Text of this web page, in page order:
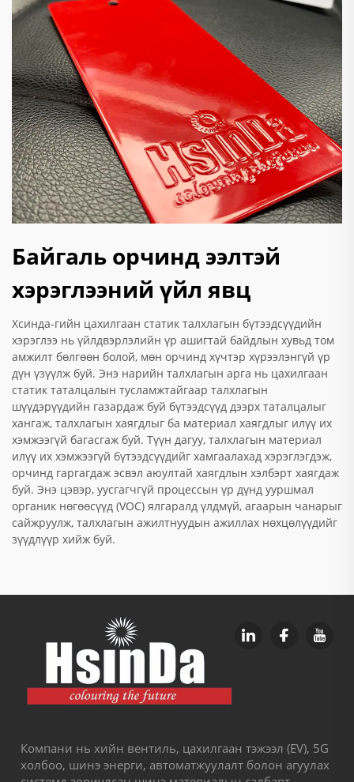
Байгаль орчинд ээлтэй
хэрэглээний үйл явц
Хсинда-гийн цахилгаан статик талхлагын бүтээдсүүдийн
хэрэглээ нь үйлдвэрлэлийн үр ашигтай байдлын хувьд том
амжилт бөлгөөн болой, мөн орчинд хүчтэр хүрээлэнгүй үр
дүн үзүүлж буй. Энэ нарийн талхлагын арга нь цахилгаан
статик таталцалын тусламжтайгаар талхлагын
шүүдэрүүдийн газардаж буй бүтээдсүүд дээрх таталцалыг
хангаж, талхлагын хаягдлыг ба материал хаягдлыг илүү их
хэмжээгүй багасгаж буй. Түүн дагуу, талхлагын материал
илүү их хэмжээгүй бүтээдсүүдийг хамгаалахад хэрэглэгдэж,
орчинд гаргагдаж эсвэл аюултай хаягдлын хэлбэрт хаягдаж
буй. Энэ цэвэр, уусгагчгүй процессын үр дүнд ууршмал
органик нөгөөсүүд (VOC) ялгаралд үлдмүй, агаарын чанарыг
сайжруулж, талхлагын ажилтнуудын ажиллах нөхцөлүүдийг
зүүдлүүр хийж буй.
Компани нь хийн вентиль, цахилгаан тэжээл (EV), 5G
холбоо, шинэ энерги, автоматжуулалт болон агуулах